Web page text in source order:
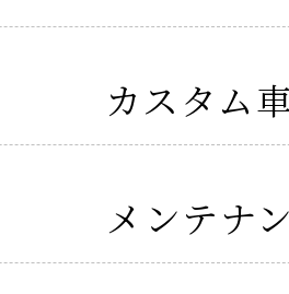
カスタム
メンテナ